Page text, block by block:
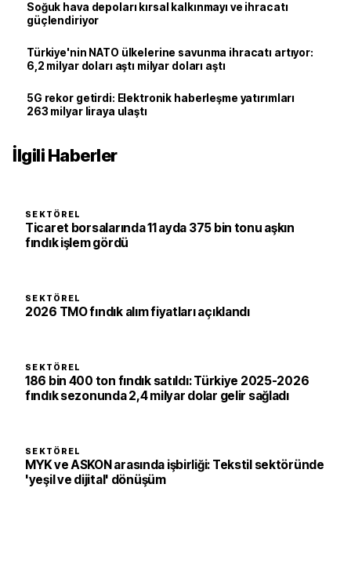
Soğuk hava depoları kırsal kalkınmayı ve ihracatı
güçlendiriyor
Türkiye'nin NATO ülkelerine savunma ihracatı artıyor:
6,2 milyar doları aştı milyar doları aştı
5G rekor getirdi: Elektronik haberleşme yatırımları
263 milyar liraya ulaştı
İlgili Haberler
SEKTÖREL
Ticaret borsalarında 11 ayda 375 bin tonu aşkın
fındık işlem gördü
SEKTÖREL
2026 TMO fındık alım fiyatları açıklandı
SEKTÖREL
186 bin 400 ton fındık satıldı: Türkiye 2025-2026
fındık sezonunda 2,4 milyar dolar gelir sağladı
SEKTÖREL
MYK ve ASKON arasında işbirliği: Tekstil sektöründe
'yeşil ve dijital' dönüşüm